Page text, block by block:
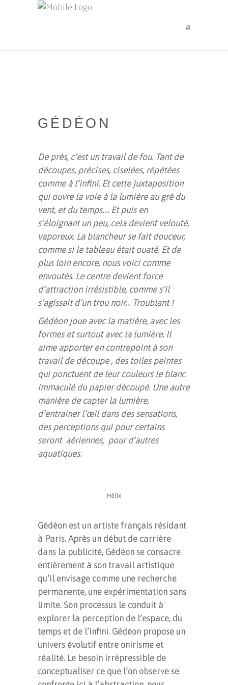
GÉDÉON
De près, c’est un travail de fou. Tant de
découpes, précises, ciselées, répétées
comme à l’infini. Et cette juxtaposition
qui ouvre la voie à la lumière au gré du
vent, et du temps…. Et puis en
s’éloignant un peu, cela devient velouté,
vaporeux. La blancheur se fait douceur,
comme si le tableau était ouaté. Et de
plus loin encore, nous voici comme
envoutés. Le centre devient force
d’attraction irrésistible, comme s’il
s’agissait d’un trou noir… Troublant !
Gédéon joue avec la matière, avec les
formes et surtout avec la lumière. Il
aime apporter en contrepoint à son
travail de découpe , des toiles peintes
qui ponctuent de leur couleurs le blanc
immaculé du papier découpé. Une autre
manière de capter la lumière,
d’entrainer l’œil dans des sensations,
des perceptions qui pour certains
seront aériennes, pour d’autres
aquatiques.
Hélix
Gédéon est un artiste français résidant
à Paris. Après un début de carrière
dans la publicité, Gédéon se consacre
entièrement à son travail artistique
qu’il envisage comme une recherche
permanente, une expérimentation sans
limite. Son processus le conduit à
explorer la perception de l’espace, du
temps et de l’infini. Gédéon propose un
univers évolutif entre onirisme et
réalité. Le besoin irrépressible de
conceptualiser ce que l’on observe se